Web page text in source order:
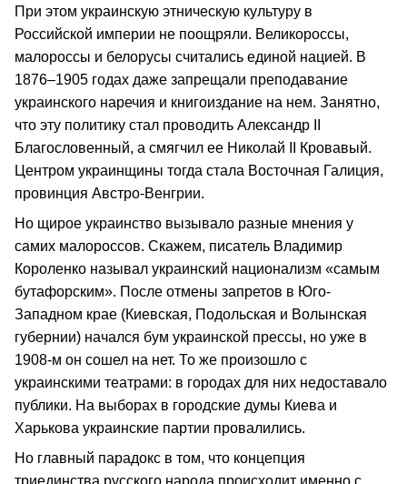
При этом украинскую этническую культуру в
Российской империи не поощряли. Великороссы,
малороссы и белорусы считались единой нацией. В
1876–1905 годах даже запрещали преподавание
украинского наречия и книгоиздание на нем. Занятно,
что эту политику стал проводить Александр II
Благословенный, а смягчил ее Николай II Кровавый.
Центром украинщины тогда стала Восточная Галиция,
провинция Австро-Венгрии.
Но щирое украинство вызывало разные мнения у
самих малороссов. Скажем, писатель Владимир
Короленко называл украинский национализм «самым
бутафорским». После отмены запретов в Юго-
Западном крае (Киевская, Подольская и Волынская
губернии) начался бум украинской прессы, но уже в
1908-м он сошел на нет. То же произошло с
украинскими театрами: в городах для них недоставало
публики. На выборах в городские думы Киева и
Харькова украинские партии провалились.
Но главный парадокс в том, что концепция